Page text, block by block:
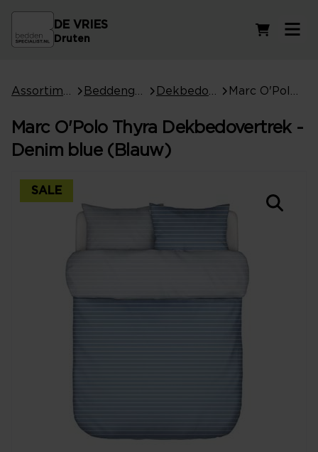
DE VRIES
Druten
Marc O'Polo Thyra Dekbedovertrek -
Denim blue (Blauw)
SALE